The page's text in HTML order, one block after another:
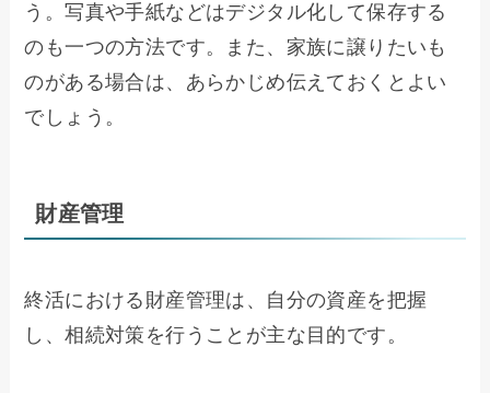
う。写真や手紙などはデジタル化して保存する
のも一つの方法です。また、家族に譲りたいも
のがある場合は、あらかじめ伝えておくとよい
でしょう。
財産管理
終活における財産管理は、自分の資産を把握
し、相続対策を行うことが主な目的です。